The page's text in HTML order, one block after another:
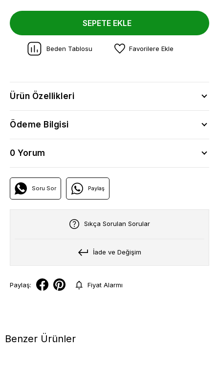
SEPETE EKLE
Beden Tablosu Favorilere Ekle
Ürün Özellikleri
Ödeme Bilgisi
0 Yorum
Soru Sor Paylaş
Sıkça Sorulan Sorular
İade ve Değişim
Paylaş: Fiyat Alarmı
Benzer Ürünler